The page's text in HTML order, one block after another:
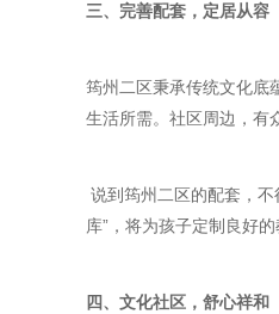
三、完善配套，定居从容
筠州二区秉承传统文化底
生活所需。社区周边，有
说到筠州二区的配套，
库”，将为孩子定制良好
四、文化社区，舒心祥和